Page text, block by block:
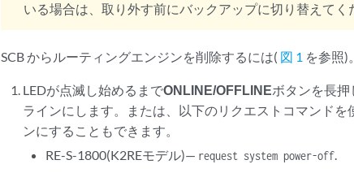
いる場合は、取り外す前にバックアップに切り替えてく
SCB からルーティングエンジンを削除するには( 図 1 を参照)。
LEDが点滅し始めるまでONLINE/OFFLINEボタンを長
ラインにします。または、以下のリクエストコマンド
ンにすることもできます。
RE-S-1800(K2REモデル)— request system power-off.